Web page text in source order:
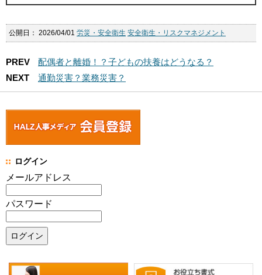
公開日： 2026/04/01 労災・安全衛生 安全衛生・リスクマネジメント
PREV
配偶者と離婚！？子どもの扶養はどうなる？
NEXT
通勤災害？業務災害？
ログイン
メールアドレス
パスワード